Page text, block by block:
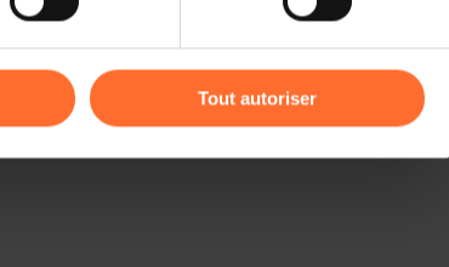
Tout autoriser